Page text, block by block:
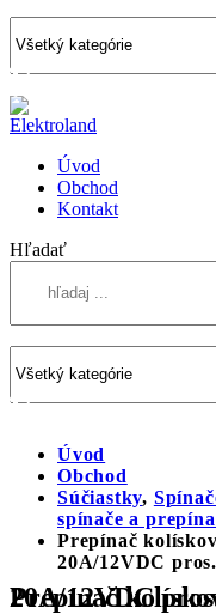
Úvod
Obchod
Kontakt
Hľadať
Úvod
Obchod
Súčiastky,
spínače a
Prepínač
20A/12VDC
Prepínač kolískový 2pol./3pin ON-OFF